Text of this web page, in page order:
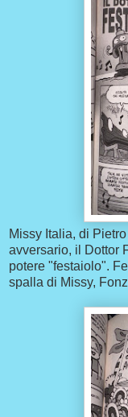
Missy Italia, di
avversario, il Dottor
potere "festaiolo".
spalla di Missy,